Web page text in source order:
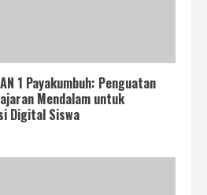
1 Payakumbuh: Penguatan
Mendalam untuk
Digital Siswa